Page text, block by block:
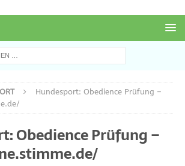
Hundesport: Obedience Prüfung –
Obedience Prüfung –